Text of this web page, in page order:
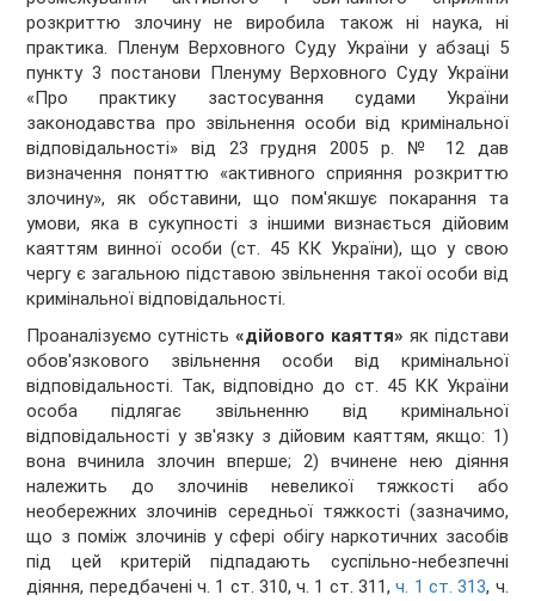
розкриттю злочину не виробила також ні наука, ні
практика. Пленум Верховного Суду України у абзаці 5
пункту 3 постанови Пленуму Верховного Суду України
«Про практику застосування судами України
законодавства про звільнення особи від кримінальної
відповідальності» від 23 грудня 2005 р. № 12 дав
визначення поняттю «активного сприяння розкриттю
злочину», як обставини, що пом'якшує покарання та
умови, яка в сукупності з іншими визнається дійовим
каяттям винної особи (ст. 45 КК України), що у свою
чергу є загальною підставою звільнення такої особи від
кримінальної відповідальності.
Проаналізуємо сутність«дійового каяття» як підстави
обов'язкового звільнення особи від кримінальної
відповідальності. Так, відповідно до ст. 45 КК України
особа підлягає звільненню від кримінальної
відповідальності у зв'язку з дійовим каяттям, якщо: 1)
вона вчинила злочин вперше; 2) вчинене нею діяння
належить до злочинів невеликої тяжкості або
необережних злочинів середньої тяжкості (зазначимо,
що з поміж злочинів у сфері обігу наркотичних засобів
під цей критерій підпадають суспільно-небезпечні
діяння, передбачені ч. 1 ст. 310, ч. 1 ст. 311,ч. 1 ст. 313, ч.